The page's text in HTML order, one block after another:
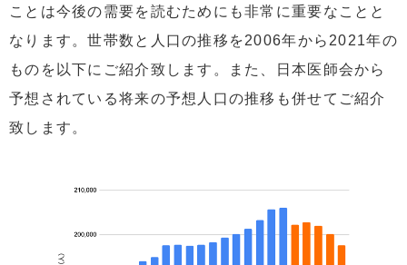
ことは今後の需要を読むためにも非常に重要なことと
なります。世帯数と人口の推移を2006年から2021年の
ものを以下にご紹介致します。また、日本医師会から
予想されている将来の予想人口の推移も併せてご紹介
致します。